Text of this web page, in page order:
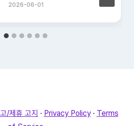
2026-06-01
/제휴 고지 · Privacy Policy· Terms